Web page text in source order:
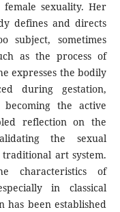
sexuality. Her
defines and directs
subject, sometimes
as the process of
expresses the bodily
during gestation,
the active
reflection on the
the sexual
art system.
characteristics of
in classical
has been established